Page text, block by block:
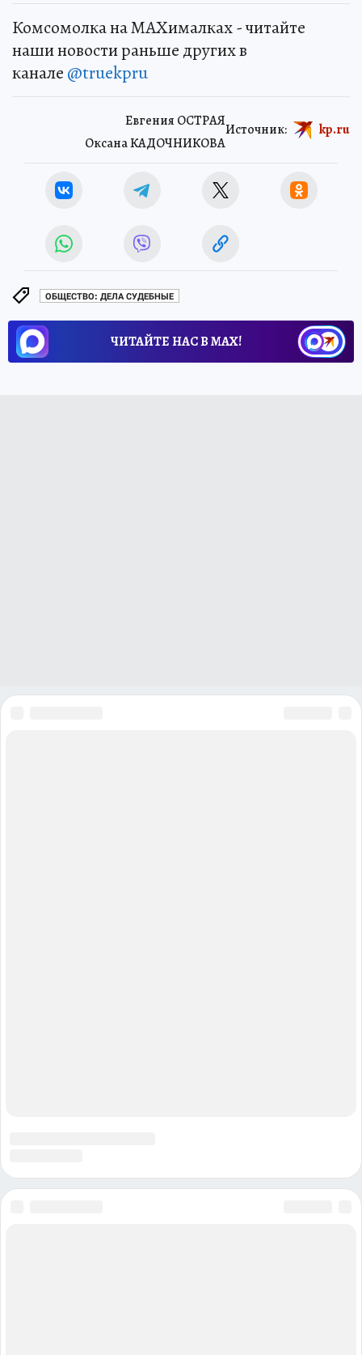
Комсомолка на MAXималках - читайте
наши новости раньше других в
канале @truekpru
Евгения ОСТРАЯ
Оксана КАДОЧНИКОВА
Источник: kp.ru
ОБЩЕСТВО: ДЕЛА СУДЕБНЫЕ
ЧИТАЙТЕ НАС В МАХ!